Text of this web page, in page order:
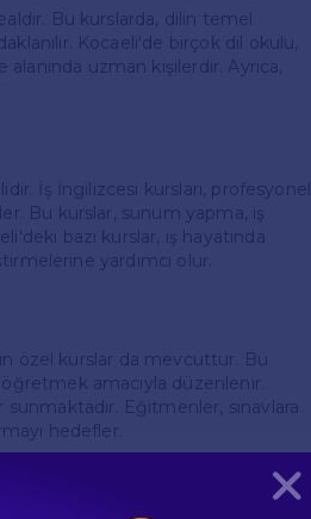
Bu kurslarda, dilin temel
Kocaeli'de birçok dil okulu,
uzman kişilerdir. Ayrıca,
İş İngilizcesi kursları, profesyonel
Bu kurslar, sunum yapma, iş
bazı kurslar, iş hayatında
yardımcı olur.
özel kurslar da mevcuttur. Bu
amacıyla düzenlenir.
Eğitmenler, sınavlara
hedefler.
Kapat